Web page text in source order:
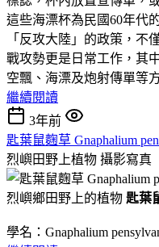
這些海漂杯為民國60年代
「反攻大陸」的政策，不
戰攻勢更是日常工作，其
空飄、海漂及炮射傳單等
繼續閱讀
3年前
匙葉鼠麴草 Gnaphalium
烈嶼田野上植物 攝影寫真
烈嶼鄉田野上的植物 匙葉
學名：Gnaphalium